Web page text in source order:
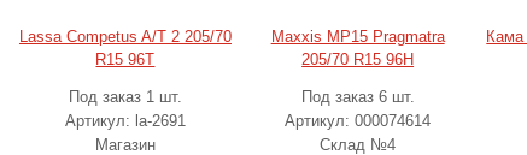
Lassa Competus A/T 2 205/70
R15 96T
Под заказ 1 шт.
Артикул: la-2691
Магазин
Maxxis MP15 Pragmatra
205/70 R15 96H
Под заказ 6 шт.
Артикул: 000074614
Склад №4
Кама